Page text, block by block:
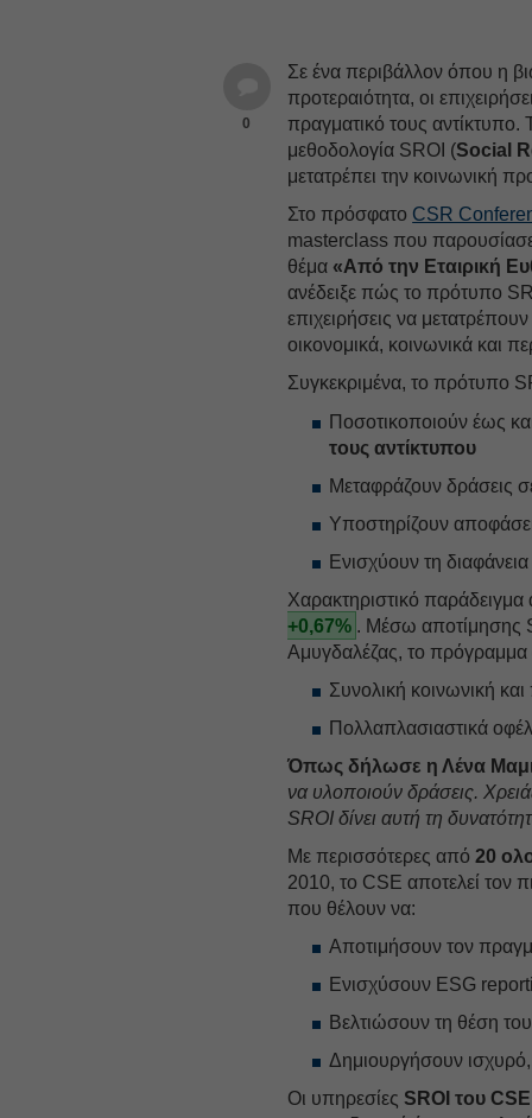
0
Σε ένα περιβάλλον όπου η
προτεραιότητα, οι
πραγματικό τους αντίκτυπο.
μεθοδολογία SROI (Social
μετατρέπει την κοινωνική
Στο πρόσφατο CSR
masterclass που
θέμα «Από την Εταιρική
ανέδειξε πώς το πρότυπο
επιχειρήσεις να
οικονομικά, κοινωνικά και
Συγκεκριμένα, το πρότυπο
Ποσοτικοποιούν έως
τους αντίκτυπου
Μεταφράζουν δράσεις
Υποστηρίζουν
Ενισχύουν τη
Χαρακτηριστικό
+0,67% . Μέσω αποτίμησης
Αμυγδαλέζας, το πρόγραμμα
Συνολική κοινωνική
Πολλαπλασιαστικά
Όπως δήλωσε η Λένα
να υλοποιούν δράσεις.
SROI δίνει αυτή τη
Με περισσότερες από 20
2010, το CSE αποτελεί τον
που θέλουν να:
Αποτιμήσουν τον
Ενισχύσουν ESG
Βελτιώσουν τη θέση
Δημιουργήσουν
Οι υπηρεσίες SROI του CSE